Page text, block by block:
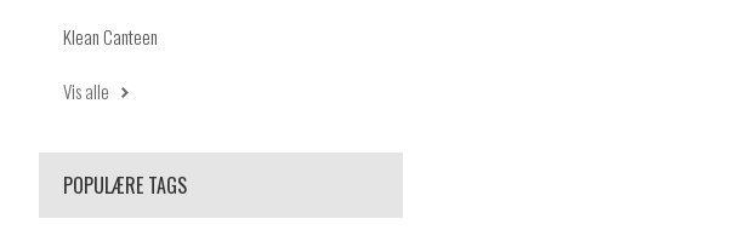
Klean Canteen
Vis alle
POPULÆRE TAGS